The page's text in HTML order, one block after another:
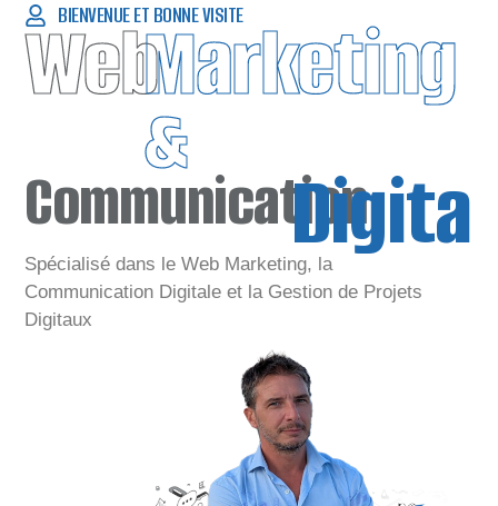
BIENVENUE ET BONNE VISITE
WebMarketing
&
Communication
Spécialisé dans le Web Marketing, la
Communication Digitale et la Gestion de Projets
Digitaux